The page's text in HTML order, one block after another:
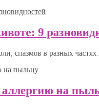
9
спазмов в разных
на